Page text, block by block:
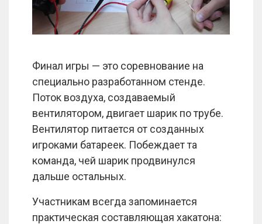
Финал игры — это соревнование на
специально разработанном стенде.
Поток воздуха, создаваемый
вентилятором, двигает шарик по трубе.
Вентилятор питается от созданных
игроками батареек. Побеждает та
команда, чей шарик продвинулся
дальше остальных.
Участникам всегда запоминается
практическая составляющая хакатона: